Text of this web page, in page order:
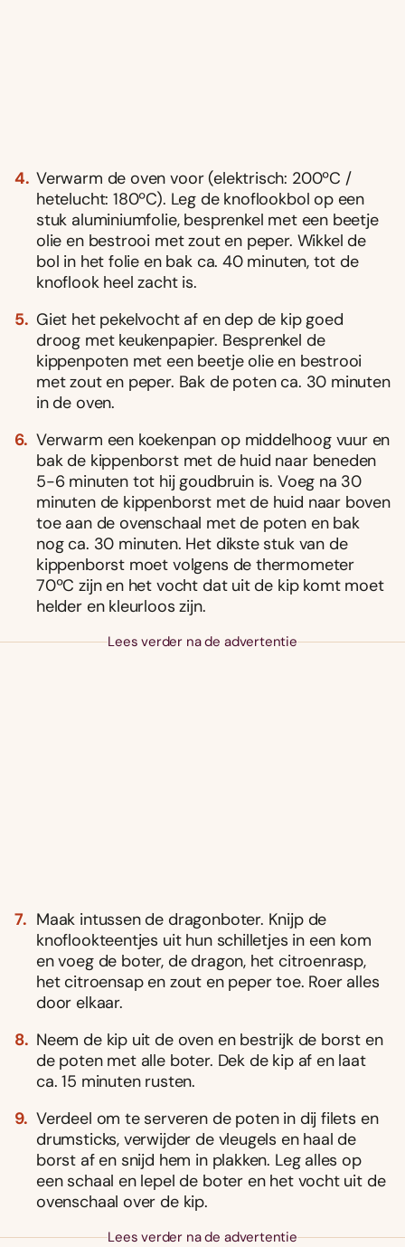
Verwarm de oven voor (elektrisch: 200ºC /
hetelucht: 180ºC). Leg de knoflookbol op een
stuk aluminiumfolie, besprenkel met een beetje
olie en bestrooi met zout en peper. Wikkel de
bol in het folie en bak ca. 40 minuten, tot de
knoflook heel zacht is.
Giet het pekelvocht af en dep de kip goed
droog met keukenpapier. Besprenkel de
kippenpoten met een beetje olie en bestrooi
met zout en peper. Bak de poten ca. 30 minuten
in de oven.
Verwarm een koekenpan op middelhoog vuur en
bak de kippenborst met de huid naar beneden
5-6 minuten tot hij goudbruin is. Voeg na 30
minuten de kippenborst met de huid naar boven
toe aan de ovenschaal met de poten en bak
nog ca. 30 minuten. Het dikste stuk van de
kippenborst moet volgens de thermometer
70ºC zijn en het vocht dat uit de kip komt moet
helder en kleurloos zijn.
Lees verder na de advertentie
Maak intussen de dragonboter. Knijp de
knoflookteentjes uit hun schilletjes in een kom
en voeg de boter, de dragon, het citroenrasp,
het citroensap en zout en peper toe. Roer alles
door elkaar.
Neem de kip uit de oven en bestrijk de borst en
de poten met alle boter. Dek de kip af en laat
ca. 15 minuten rusten.
Verdeel om te serveren de poten in dij filets en
drumsticks, verwijder de vleugels en haal de
borst af en snijd hem in plakken. Leg alles op
een schaal en lepel de boter en het vocht uit de
ovenschaal over de kip.
Lees verder na de advertentie